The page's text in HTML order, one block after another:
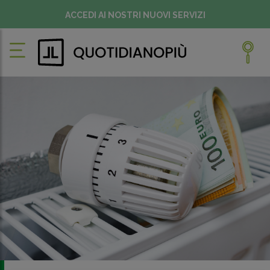
ACCEDI AI NOSTRI NUOVI SERVIZI